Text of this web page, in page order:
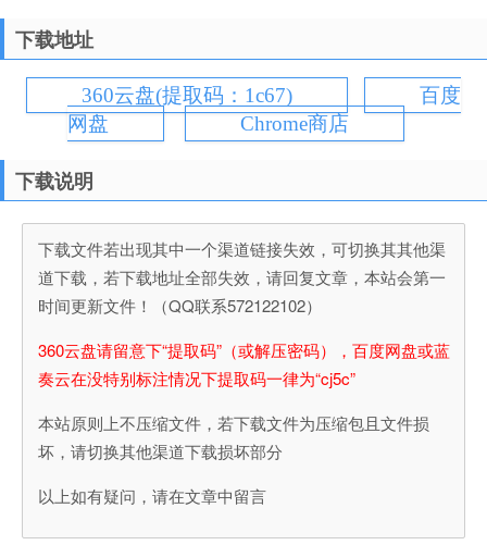
下载地址
360云盘(提取码：1c67)
百度
网盘
Chrome商店
下载说明
下载文件若出现其中一个渠道链接失效，可切换其其他渠
道下载，若下载地址全部失效，请回复文章，本站会第一
时间更新文件！（QQ联系572122102）
360云盘请留意下“提取码”（或解压密码），百度网盘或蓝
奏云在没特别标注情况下提取码一律为“cj5c”
本站原则上不压缩文件，若下载文件为压缩包且文件损
坏，请切换其他渠道下载损坏部分
以上如有疑问，请在文章中留言